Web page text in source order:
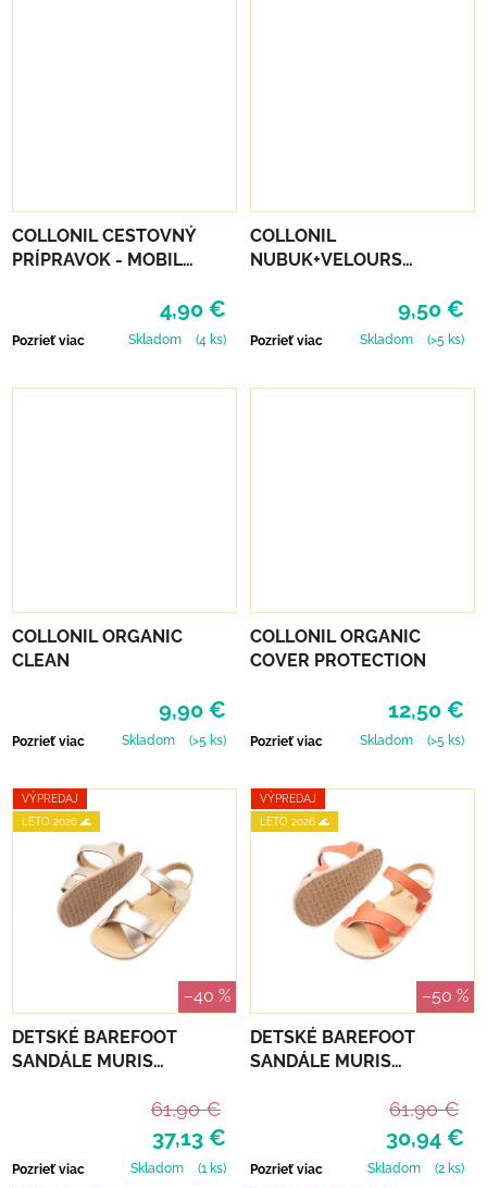
COLLONIL CESTOVNÝ
PRÍPRAVOK - MOBIL
4,90 €
Pozrieť viac Skladom (4 ks)
COLLONIL
NUBUK+VELOURS
9,50 €
Pozrieť viac Skladom (>5 ks)
COLLONIL ORGANIC
CLEAN
9,90 €
Pozrieť viac Skladom (>5 ks)
COLLONIL ORGANIC
COVER PROTECTION
12,50 €
Pozrieť viac Skladom (>5 ks)
VÝPREDAJ
LETO 2026 🌊
–40 %
DETSKÉ BAREFOOT
SANDÁLE MURIS
37,13 €
61,90 €
Pozrieť viac Skladom
(1 ks)
VÝPREDAJ
LETO 2026 🌊
–50 %
DETSKÉ BAREFOOT
SANDÁLE MURIS
30,94 €
61,90 €
Pozrieť viac Skladom
(2 ks)